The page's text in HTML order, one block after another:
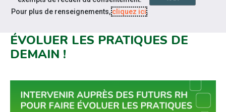
INTERVENIR AUPRÈS DES
ÉVOLUER LES PRATIQUES DE
DEMAIN !
Pour plus de renseignements,cliquez ici.